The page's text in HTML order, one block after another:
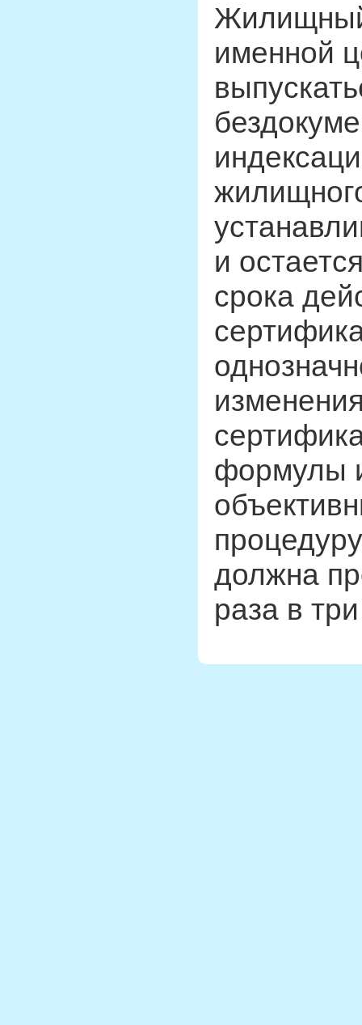
именной
и
срока
формулы
должна
раза в